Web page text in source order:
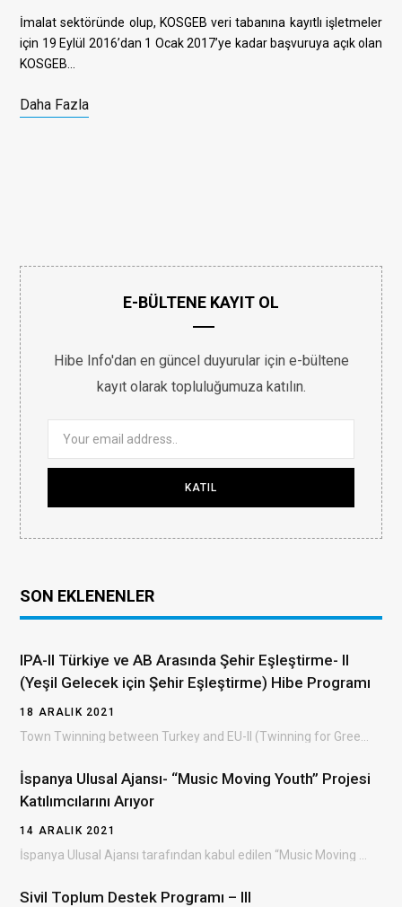
İmalat sektöründe olup, KOSGEB veri tabanına kayıtlı işletmeler
için 19 Eylül 2016’dan 1 Ocak 2017’ye kadar başvuruya açık olan
KOSGEB…
Daha Fazla
E-BÜLTENE KAYIT OL
Hibe Info'dan en güncel duyurular için e-bültene
kayıt olarak topluluğumuza katılın.
SON EKLENENLER
IPA-II Türkiye ve AB Arasında Şehir Eşleştirme- II
(Yeşil Gelecek için Şehir Eşleştirme) Hibe Programı
18 ARALIK 2021
İspanya Ulusal Ajansı- “Music Moving Youth” Projesi
Katılımcılarını Arıyor
14 ARALIK 2021
Sivil Toplum Destek Programı – III